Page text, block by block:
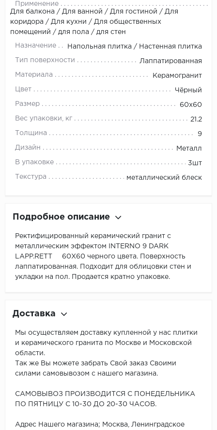
Применение
Для балкона / Для ванной / Для гостиной / Для
коридора / Для кухни / Для общественных
помещений / для пола / для стен
Назначение Напольная плитка / Настенная плитка
Тип поверхности Лаппатированная
Материала Керамогранит
Цвет Чёрный
Размер 60x60
Вес упаковки, кг 21.2
Толщина 9
Дизайн Металл
В упаковке 3шт
Текстура металлический блеск
Подробное описание
Pектифицированный керамический гранит с
металлическим эффектом INTERNO 9 DARK
LAPP.RETT 60X60 черного цвета. Поверхность
лаппатированная. Подходит для облицовки стен и
укладки на пол. Продается кратно упаковке.
Доставка
Мы осуществляем доставку купленной у нас плитки
и керамического гранита по Москве и Московской
области.
Так же Вы можете забрать Свой заказ Своими
силами самовывозом с нашего магазина.
САМОВЫВОЗ ПРОИЗВОДИТСЯ С ПОНЕДЕЛЬНИКА
ПО ПЯТНИЦУ С 10-30 ДО 20-30 ЧАСОВ.
Адрес Нашего магазина; Москва, Ленинградское